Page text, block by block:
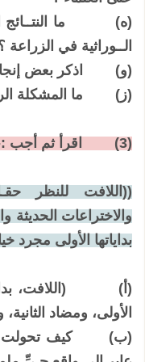
(‌ه)
ما
الــوراثية في الزراعة
(‌و)
اذكر بعض
(‌ز)
ما المشكلة
(3) اقرأ ثم أجب
((اللافت للنظر
والاختراعات الحديثة
بداياتها الأولى مجرد
(‌أ)
(اللافت،
الأولى، ومضاد
(‌ب)
كيف تحولت